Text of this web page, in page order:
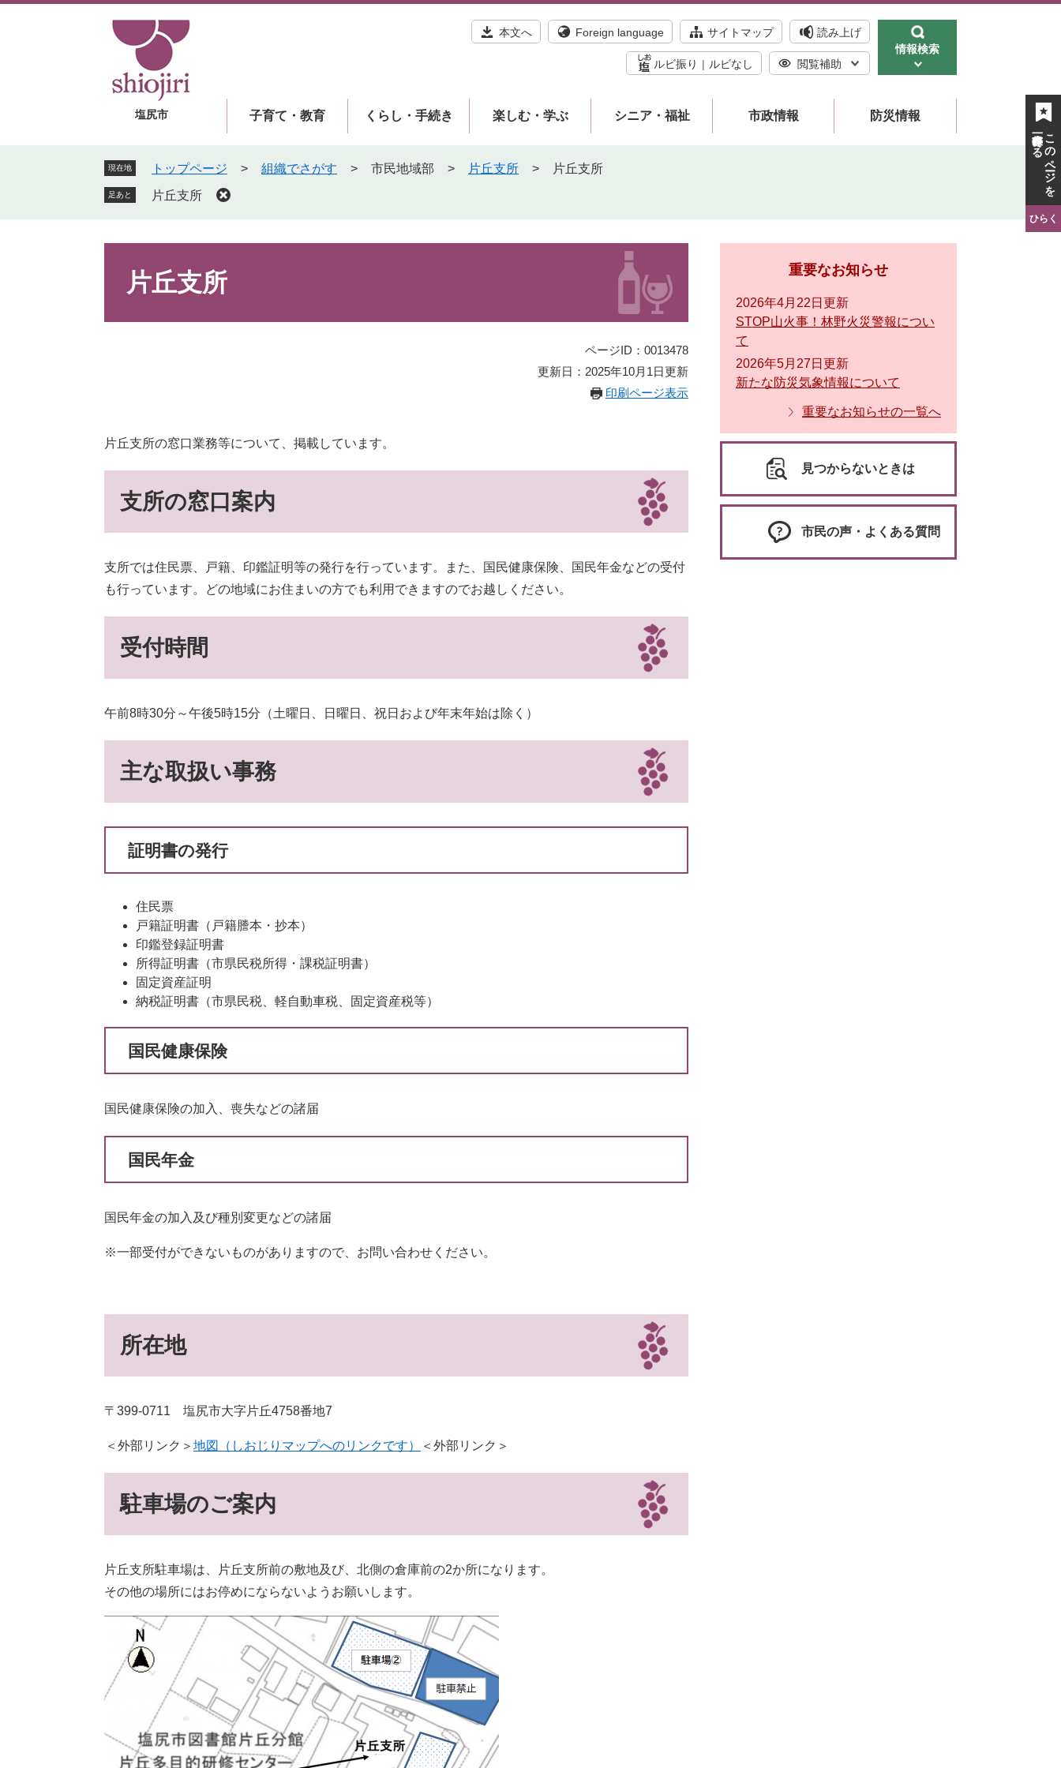
塩尻市
本文へ Foreign language サイトマップ 読み上げ
ルビ振り ルビなし 閲覧補助
情報検索
子育て・教育 くらし・手続き 楽しむ・学ぶ シニア・福祉 市政情報 防災情報
現在地 トップページ > 組織でさがす > 市民地域部 > 片丘支所 > 片丘支所
足あと 片丘支所
片丘支所
ページID：0013478
更新日：2025年10月1日更新
印刷ページ表示
片丘支所の窓口業務等について、掲載しています。
支所の窓口案内
支所では住民票、戸籍、印鑑証明等の発行を行っています。また、国民健康保険、国民年金などの受付
も行っています。どの地域にお住まいの方でも利用できますのでお越しください。
受付時間
午前8時30分～午後5時15分（土曜日、日曜日、祝日および年末年始は除く）
主な取扱い事務
証明書の発行
住民票
戸籍証明書（戸籍謄本・抄本）
印鑑登録証明書
所得証明書（市県民税所得・課税証明書）
固定資産証明
納税証明書（市県民税、軽自動車税、固定資産税等）
国民健康保険
国民健康保険の加入、喪失などの諸届
国民年金
国民年金の加入及び種別変更などの諸届
※一部受付ができないものがありますので、お問い合わせください。
所在地
〒399-0711 塩尻市大字片丘4758番地7
＜外部リンク＞ 地図（しおじりマップへのリンクです） ＜外部リンク＞
駐車場のご案内
片丘支所駐車場は、片丘支所前の敷地及び、北側の倉庫前の2か所になります。
その他の場所にはお停めにならないようお願いします。
重要なお知らせ
2026年4月22日更新
STOP山火事！林野火災警報につい
て
2026年5月27日更新
新たな防災気象情報について
重要なお知らせの一覧へ
見つからないときは
市民の声・よくある質問
このページを
一時保存する
ひらく